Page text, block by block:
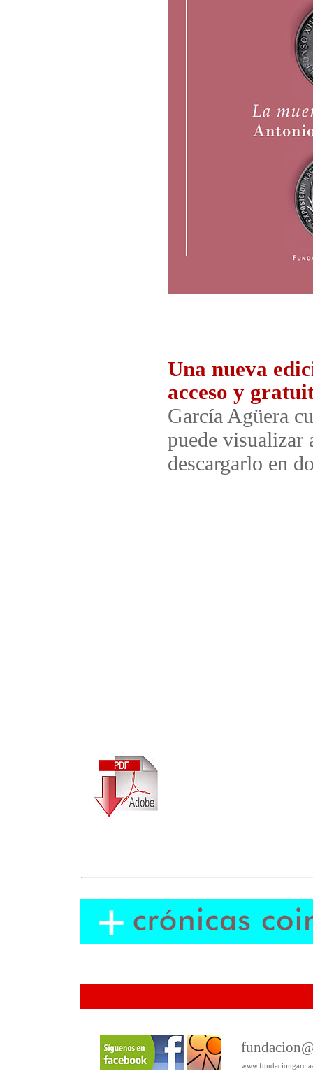
Una nueva
acceso y
García Agüera
puede
descargarlo en